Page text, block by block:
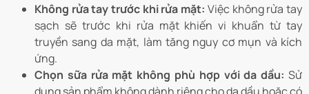
Không rửa tay trước khi rửa mặt: Việc không rửa tay
sạch sẽ trước khi rửa mặt khiến vi khuẩn từ tay
truyền sang da mặt, làm tăng nguy cơ mụn và kích
ứng.
Chọn sữa rửa mặt không phù hợp với da dầu: Sử
dụng sản phẩm không dành riêng cho da dầu hoặc có